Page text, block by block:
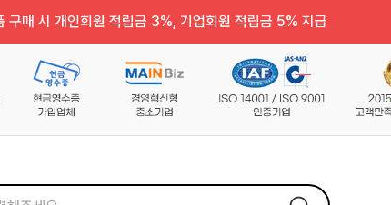
매 시 개인회원 적립금 3%, 기업회원 적립금 5% 지급